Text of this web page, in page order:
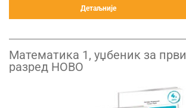
Детаљније
Математика 1, уџбеник за први
разред НОВО